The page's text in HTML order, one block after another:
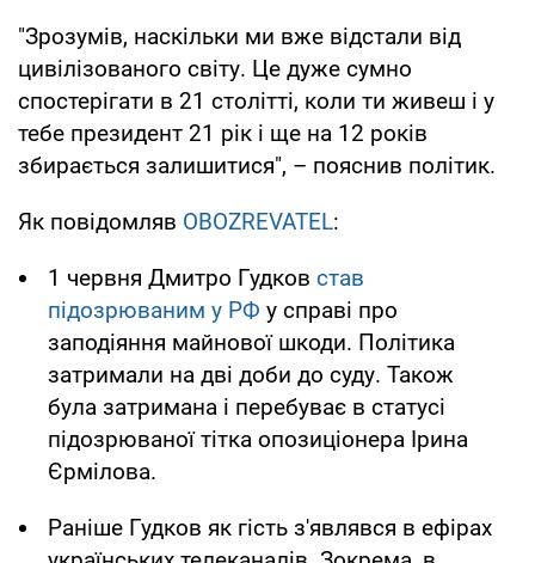
"Зрозумів, наскільки ми вже відстали від
цивілізованого світу. Це дуже сумно
спостерігати в 21 столітті, коли ти живеш і у
тебе президент 21 рік і ще на 12 років
збирається залишитися", – пояснив політик.
Як повідомляв OBOZREVATEL:
1 червня Дмитро Гудков став
підозрюваним у РФ у справі про
заподіяння майнової шкоди. Політика
затримали на дві доби до суду. Також
була затримана і перебуває в статусі
підозрюваної тітка опозиціонера Ірина
Єрмілова.
Раніше Гудков як гість з'являвся в ефірах